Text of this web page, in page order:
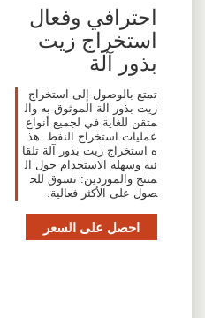
احترافي وفعال
استخراج زيت
بذور آلة
تمتع بالوصول إلى استخراج
زيت بذور آلة الموثوق به وال
متقن للغاية في لجميع أنواع
عمليات استخراج النفط. هذ
ه استخراج زيت بذور آلة تلقا
ئية وسهلة الاستخدام حول ال
منتج والموردين: تسوق للح
صول على الأكثر فعالية.
احصل على السعر